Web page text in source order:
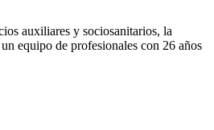
auxiliares y sociosanitarios, la
equipo de profesionales con 26 años